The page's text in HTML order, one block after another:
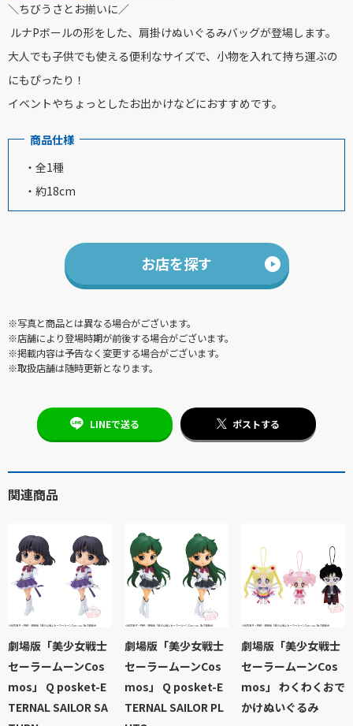
＼ちびうさとお揃いに／
ルナPボールの形をした、肩掛けぬいぐるみバッグが登場します。
大人でも子供でも使える便利なサイズで、小物を入れて持ち運ぶの
にもぴったり！
イベントやちょっとしたお出かけなどにおすすめです。
商品仕様
・全1種
・約18cm
お店を探す
※写真と商品とは異なる場合がございます。
※店舗により登場時期が前後する場合がございます。
※掲載内容は予告なく変更する場合がございます。
※取扱店舗は随時更新となります。
LINEで送る ポストする
関連商品
劇場版「美少女戦士
セーラームーンCos
mos」 Q posket-E
TERNAL SAILOR SA
劇場版「美少女戦士
セーラームーンCos
mos」 Q posket-E
TERNAL SAILOR PL
劇場版「美少女戦士
セーラームーンCos
mos」 わくわくおで
かけぬいぐるみ